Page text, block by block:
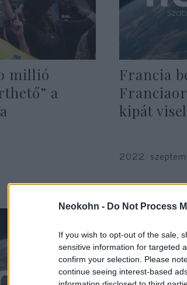
Neokohn - Do Not Process
If you wish to opt-out of the sale,
sensitive information for targeted
confirm your selection. Please
continue seeing interest-based
millió
a
Francia
kipát
2022.